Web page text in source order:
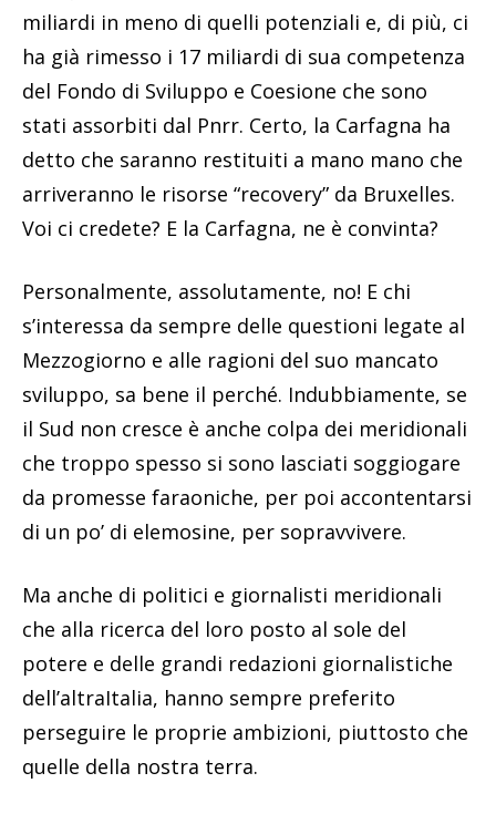
miliardi in meno di quelli potenziali e, di più, ci
ha già rimesso i 17 miliardi di sua competenza
del Fondo di Sviluppo e Coesione che sono
stati assorbiti dal Pnrr. Certo, la Carfagna ha
detto che saranno restituiti a mano mano che
arriveranno le risorse “recovery” da Bruxelles.
Voi ci credete? E la Carfagna, ne è convinta?
Personalmente, assolutamente, no! E chi
s’interessa da sempre delle questioni legate al
Mezzogiorno e alle ragioni del suo mancato
sviluppo, sa bene il perché. Indubbiamente, se
il Sud non cresce è anche colpa dei meridionali
che troppo spesso si sono lasciati soggiogare
da promesse faraoniche, per poi accontentarsi
di un po’ di elemosine, per sopravvivere.
Ma anche di politici e giornalisti meridionali
che alla ricerca del loro posto al sole del
potere e delle grandi redazioni giornalistiche
dell’altraItalia, hanno sempre preferito
perseguire le proprie ambizioni, piuttosto che
quelle della nostra terra.